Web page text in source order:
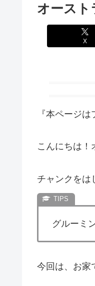
オースト
X
『本ページ
こんにちは！
チャンクをは
グルーミ
今回は、お家